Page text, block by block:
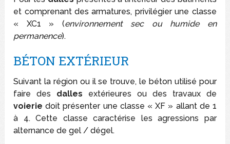
et comprenant des armatures, privilégier une classe
« XC1 » (environnement sec ou humide en
permanence).
BÉTON EXTÉRIEUR
Suivant la région ou il se trouve, le béton utilisé pour
faire des dalles extérieures ou des travaux de
voierie doit présenter une classe « XF » allant de 1
à 4. Cette classe caractérise les agressions par
alternance de gel / dégel.